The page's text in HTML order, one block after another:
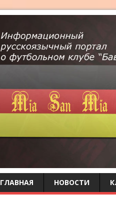
ГЛАВНАЯ НОВОСТИ